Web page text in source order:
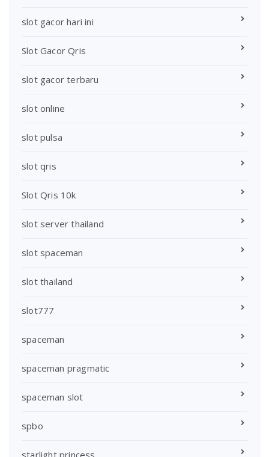
slot gacor hari ini
Slot Gacor Qris
slot gacor terbaru
slot online
slot pulsa
slot qris
Slot Qris 10k
slot server thailand
slot spaceman
slot thailand
slot777
spaceman
spaceman pragmatic
spaceman slot
spbo
starlight princess